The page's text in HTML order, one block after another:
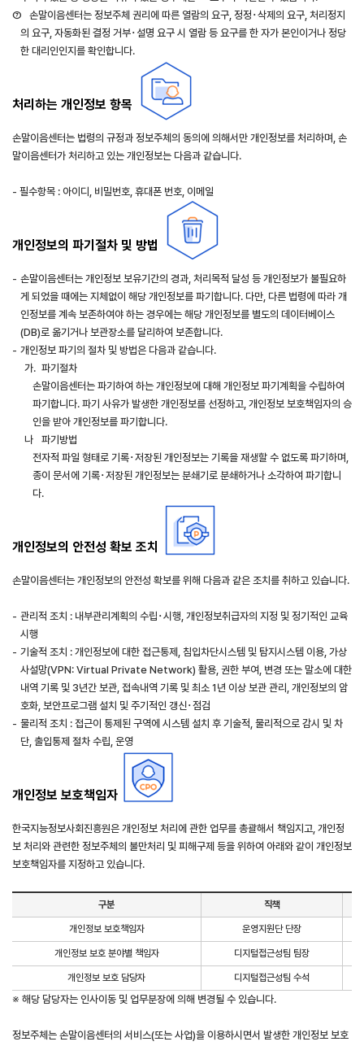
⑦ㅤ손말이음센터는 정보주체 권리에 따른 열람의 요구, 정정･삭제의 요구, 처리정지
의 요구, 자동화된 결정 거부･설명 요구 시 열람 등 요구를 한 자가 본인이거나 정당
한 대리인인지를 확인합니다.
처리하는 개인정보 항목
손말이음센터는 법령의 규정과 정보주체의 동의에 의해서만 개인정보를 처리하며, 손
말이음센터가 처리하고 있는 개인정보는 다음과 같습니다.
- 필수항목 : 아이디, 비밀번호, 휴대폰 번호, 이메일
개인정보의 파기절차 및 방법
- 손말이음센터는 개인정보 보유기간의 경과, 처리목적 달성 등 개인정보가 불필요하
게 되었을 때에는 지체없이 해당 개인정보를 파기합니다. 다만, 다른 법령에 따라 개
인정보를 계속 보존하여야 하는 경우에는 해당 개인정보를 별도의 데이터베이스
(DB)로 옮기거나 보관장소를 달리하여 보존합니다.
- 개인정보 파기의 절차 및 방법은 다음과 같습니다.
가.ㅤ파기절차
손말이음센터는 파기하여 하는 개인정보에 대해 개인정보 파기계획을 수립하여
파기합니다. 파기 사유가 발생한 개인정보를 선정하고, 개인정보 보호책임자의 승
인을 받아 개인정보를 파기합니다.
나ㅤ파기방법
전자적 파일 형태로 기록･저장된 개인정보는 기록을 재생할 수 없도록 파기하며,
종이 문서에 기록･저장된 개인정보는 분쇄기로 분쇄하거나 소각하여 파기합니
다.
개인정보의 안전성 확보 조치
손말이음센터는 개인정보의 안전성 확보를 위해 다음과 같은 조치를 취하고 있습니다.
- 관리적 조치 : 내부관리계획의 수립･시행, 개인정보취급자의 지정 및 정기적인 교육
시행
- 기술적 조치 : 개인정보에 대한 접근통제, 침입차단시스템 및 탐지시스템 이용, 가상
사설망(VPN: Virtual Private Network) 활용, 권한 부여, 변경 또는 말소에 대한
내역 기록 및 3년간 보관, 접속내역 기록 및 최소 1년 이상 보관 관리, 개인정보의 암
호화, 보안프로그램 설치 및 주기적인 갱신･점검
- 물리적 조치 : 접근이 통제된 구역에 시스템 설치 후 기술적, 물리적으로 감시 및 차
단, 출입통제 절차 수립, 운영
개인정보 보호책임자
한국지능정보사회진흥원은 개인정보 처리에 관한 업무를 총괄해서 책임지고, 개인정
보 처리와 관련한 정보주체의 불만처리 및 피해구제 등을 위하여 아래와 같이 개인정보
보호책임자를 지정하고 있습니다.
구분 직책
개인정보 보호책임자 운영지원단 단장
개인정보 보호 분야별 책임자 디지털접근성팀 팀장
개인정보 보호 담당자 디지털접근성팀 수석
※ 해당 담당자는 인사이동 및 업무분장에 의해 변경될 수 있습니다.
정보주체는 손말이음센터의 서비스(또는 사업)을 이용하시면서 발생한 개인정보 보호